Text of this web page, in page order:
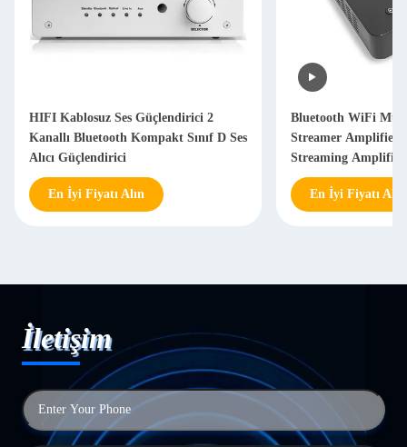
HIFI Kablosuz Ses Güçlendirici 2
Kanallı Bluetooth Kompakt Sınıf D Ses
Alıcı Güçlendirici
En İyi Fiyatı Alın
Bluetooth WiFi
Streamer Amplifier
Streaming Amplifier
En İyi Fiyatı Alın
İletişim